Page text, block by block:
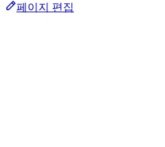
페이지 편집